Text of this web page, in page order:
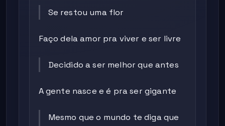
Se restou uma flor
Faço dela amor pra viver e ser livre
Decidido a ser melhor que antes
A gente nasce e é pra ser gigante
Mesmo que o mundo te diga que